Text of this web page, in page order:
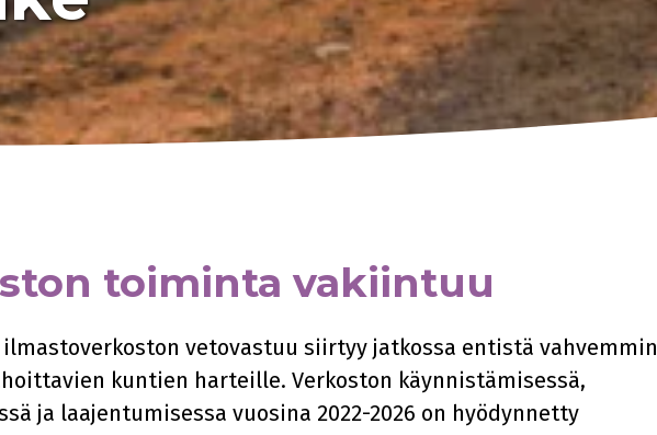
toiminta vakiintuu
ilmastoverkoston vetovastuu siirtyy jatkossa entistä vahvemmin
kuntien harteille. Verkoston käynnistämisessä,
ja laajentumisessa vuosina 2022-2026 on hyödynnetty